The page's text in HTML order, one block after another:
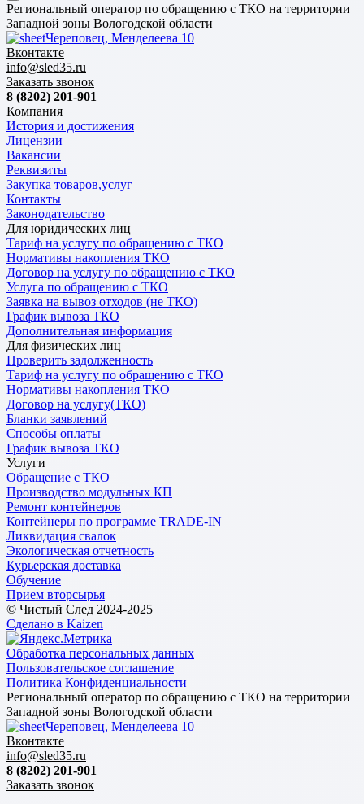
Региональный оператор по обращению с ТКО на территории
Западной зоны Вологодской области
Череповец, Менделеева 10
Вконтакте
info@sled35.ru
Заказать звонок
8 (8202) 201-901
Компания
История и достижения
Лицензии
Вакансии
Реквизиты
Закупка товаров,услуг
Контакты
Законодательство
Для юридических лиц
Тариф на услугу по обращению с ТКО
Нормативы накопления ТКО
Договор на услугу по обращению с ТКО
Услуга по обращению с ТКО
Заявка на вывоз отходов (не ТКО)
График вывоза ТКО
Дополнительная информация
Для физических лиц
Проверить задолженность
Тариф на услугу по обращению с ТКО
Нормативы накопления ТКО
Договор на услугу(ТКО)
Бланки заявлений
Способы оплаты
График вывоза ТКО
Услуги
Обращение с ТКО
Производство модульных КП
Ремонт контейнеров
Контейнеры по программе TRADE-IN
Ликвидация свалок
Экологическая отчетность
Курьерская доставка
Обучение
Прием вторсырья
© Чистый След 2024-2025
Сделано в Kaizen
Обработка персональных данных
Пользовательское соглашение
Политика Конфиденциальности
Региональный оператор по обращению с ТКО на территории
Западной зоны Вологодской области
Череповец, Менделеева 10
Вконтакте
info@sled35.ru
8 (8202) 201-901
Заказать звонок